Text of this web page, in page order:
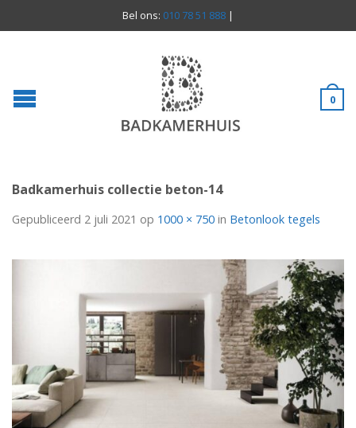
Bel ons: 010 78 51 888 |
0
Badkamerhuis collectie beton-14
Gepubliceerd 2 juli 2021 op 1000 × 750 in Betonlook tegels